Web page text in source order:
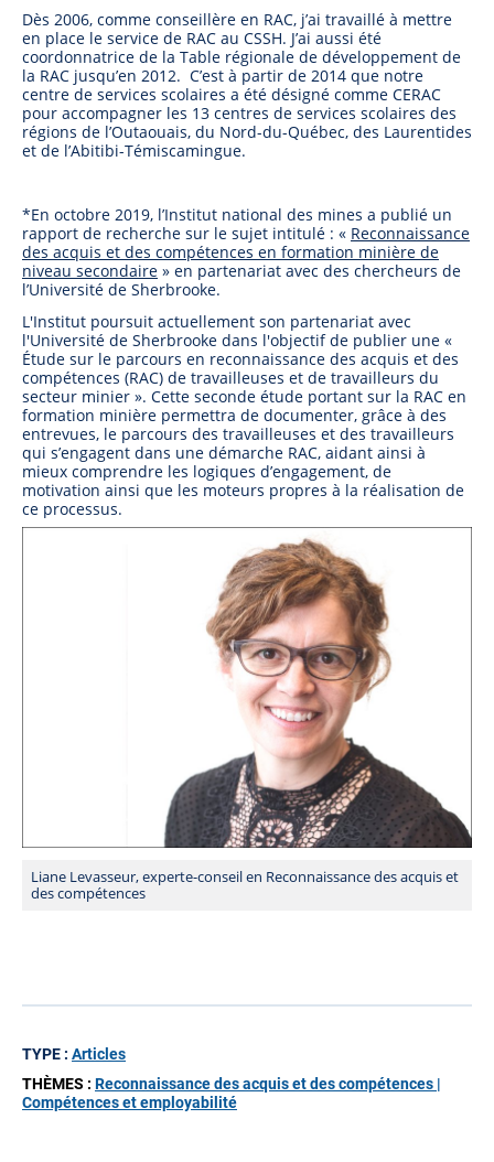
Dès 2006, comme conseillère en RAC, j’ai travaillé à mettre
en place le service de RAC au CSSH. J’ai aussi été
coordonnatrice de la Table régionale de développement de
la RAC jusqu’en 2012. C’est à partir de 2014 que notre
centre de services scolaires a été désigné comme CERAC
pour accompagner les 13 centres de services scolaires des
régions de l’Outaouais, du Nord-du-Québec, des Laurentides
et de l’Abitibi-Témiscamingue.
*En octobre 2019, l’Institut national des mines a publié un
rapport de recherche sur le sujet intitulé : « Reconnaissance
des acquis et des compétences en formation minière de
niveau secondaire » en partenariat avec des chercheurs de
l’Université de Sherbrooke.
L'Institut poursuit actuellement son partenariat avec
l'Université de Sherbrooke dans l'objectif de publier une «
Étude sur le parcours en reconnaissance des acquis et des
compétences (RAC) de travailleuses et de travailleurs du
secteur minier ». Cette seconde étude portant sur la RAC en
formation minière permettra de documenter, grâce à des
entrevues, le parcours des travailleuses et des travailleurs
qui s’engagent dans une démarche RAC, aidant ainsi à
mieux comprendre les logiques d’engagement, de
motivation ainsi que les moteurs propres à la réalisation de
ce processus.
Liane Levasseur, experte-conseil en Reconnaissance des acquis et
des compétences
TYPE : Articles
THÈMES : Reconnaissance des acquis et des compétences |
Compétences et employabilité